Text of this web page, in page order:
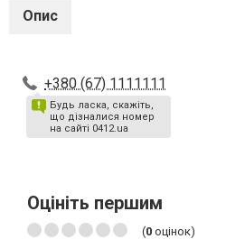
Опис
+380 (67) 1111111
Будь ласка, скажіть,
що дізналися номер
на сайті 0412.ua
Оцініть першим
(0 оцінок)